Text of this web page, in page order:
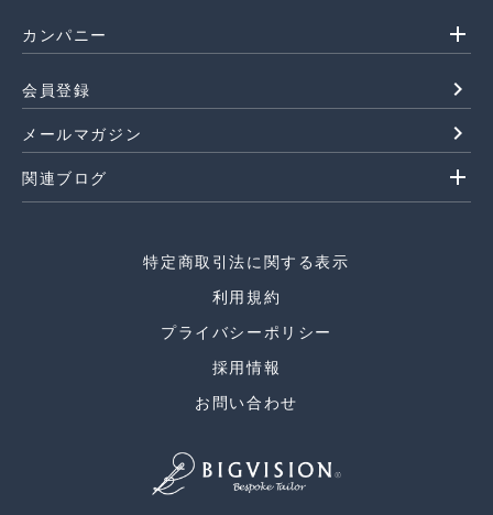
カンパニー add
会員登録 navigate_next
メールマガジン navigate_next
関連ブログ add
特定商取引法に関する表示
利用規約
プライバシーポリシー
採用情報
お問い合わせ